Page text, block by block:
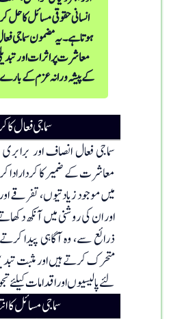
انسانی حقوقی مسائل کا حل
ہوتا ہے۔ یہ مضمون سماجی
معاشرت پر اثرات اور
کے پیشہ ورانہ عزم کے بارے
سماجی فعال کا
سماجی فعال انصاف اور
معاشرت کے ضمیر کا کردار
میں موجود زیادتیوں، تفرقے
اور ان کی روشنی میں آنکھ
ذرائع سے، وہ آگاہی پیدا
متحرک کرتے ہیں اور مثبت
لئے پالیسیوں اور اقدامات
سماجی مسائل کا